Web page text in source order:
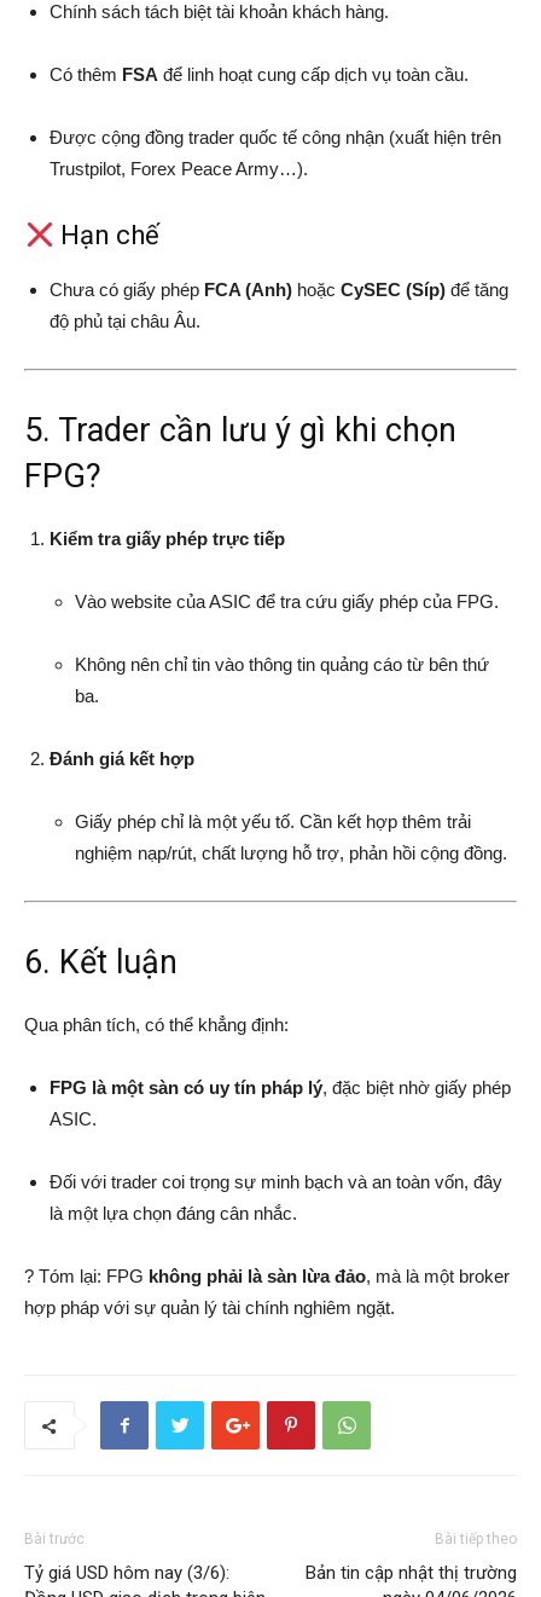
Chính sách tách biệt tài khoản khách hàng.
Có thêm FSA để linh hoạt cung cấp dịch vụ toàn cầu.
Được cộng đồng trader quốc tế công nhận (xuất hiện trên
Trustpilot, Forex Peace Army…).
Hạn chế
Chưa có giấy phép FCA (Anh) hoặc CySEC (Síp) để tăng
độ phủ tại châu Âu.
5. Trader cần lưu ý gì khi chọn
FPG?
Kiểm tra giấy phép trực tiếp
Vào website của ASIC để tra cứu giấy phép của FPG.
Không nên chỉ tin vào thông tin quảng cáo từ bên thứ
ba.
Đánh giá kết hợp
Giấy phép chỉ là một yếu tố. Cần kết hợp thêm trải
nghiệm nạp/rút, chất lượng hỗ trợ, phản hồi cộng đồng.
6. Kết luận
Qua phân tích, có thể khẳng định:
FPG là một sàn có uy tín pháp lý, đặc biệt nhờ giấy phép
ASIC.
Đối với trader coi trọng sự minh bạch và an toàn vốn, đây
là một lựa chọn đáng cân nhắc.
? Tóm lại: FPG không phải là sàn lừa đảo, mà là một broker
hợp pháp với sự quản lý tài chính nghiêm ngặt.
Bài trước
Tỷ giá USD hôm nay (3/6):
Bài tiếp theo
Bản tin cập nhật thị trường